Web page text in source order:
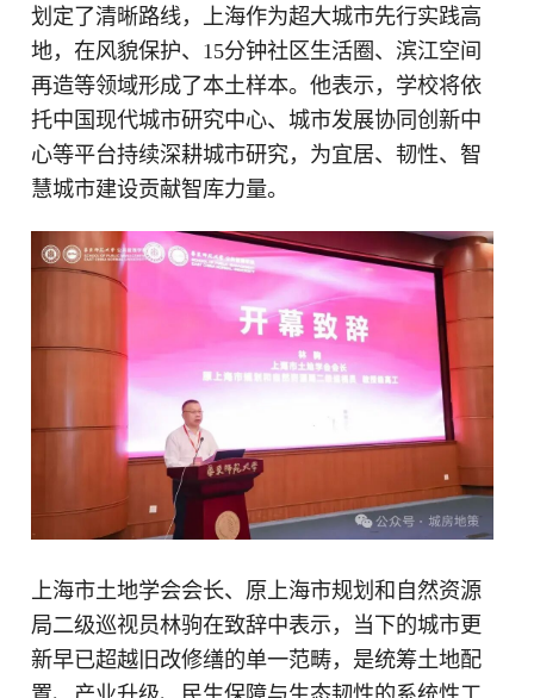
划定了清晰路线，上海作为超大城市先行实践高
地，在风貌保护、15分钟社区生活圈、滨江空间
再造等领域形成了本土样本。他表示，学校将依
托中国现代城市研究中心、城市发展协同创新中
心等平台持续深耕城市研究，为宜居、韧性、智
慧城市建设贡献智库力量。
上海市土地学会会长、原上海市规划和自然资源
局二级巡视员林驹在致辞中表示，当下的城市更
新早已超越旧改修缮的单一范畴，是统筹土地配